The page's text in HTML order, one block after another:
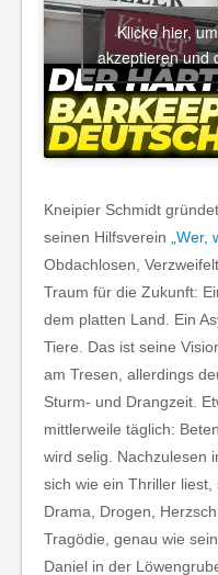
Klicke hier,
akzeptieren und
Kneipier Schmidt
seinen Hilfsverein „Wer,
Obdachlosen,
Traum für die Zukunft:
dem platten Land. Ein
Tiere. Das ist seine
am Tresen, allerdings
Sturm- und Drangzeit.
mittlerweile täglich:
wird selig. Nachzulesen
sich wie ein Thriller
Drama, Drogen,
Tragödie, genau wie
Daniel in der